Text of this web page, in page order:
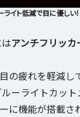
ライト低減で目に優しい！
アンチフリッカ
の疲れを軽減し
ーライトカッ
に機能が搭載さ